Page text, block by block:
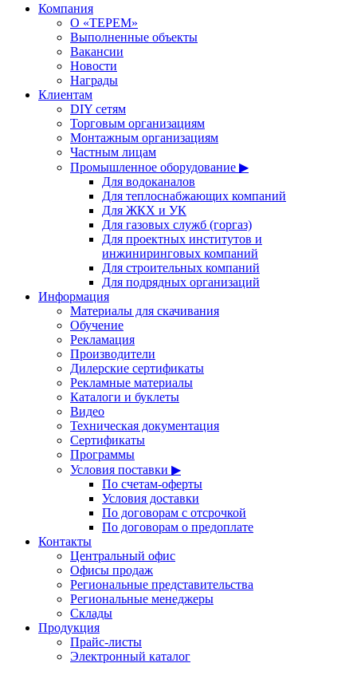
Компания
О «ТЕРЕМ»
Выполненные объекты
Вакансии
Новости
Награды
Клиентам
DIY сетям
Торговым организациям
Монтажным организациям
Частным лицам
Промышленное оборудование ▶
Для водоканалов
Для теплоснабжающих компаний
Для ЖКХ и УК
Для газовых служб (горгаз)
Для проектных институтов и
инжиниринговых компаний
Для строительных компаний
Для подрядных организаций
Информация
Материалы для скачивания
Обучение
Рекламация
Производители
Дилерские сертификаты
Рекламные материалы
Каталоги и буклеты
Видео
Техническая документация
Сертификаты
Программы
Условия поставки ▶
По счетам-оферты
Условия доставки
По договорам с отсрочкой
По договорам о предоплате
Контакты
Центральный офис
Офисы продаж
Региональные представительства
Региональные менеджеры
Склады
Продукция
Прайс-листы
Электронный каталог